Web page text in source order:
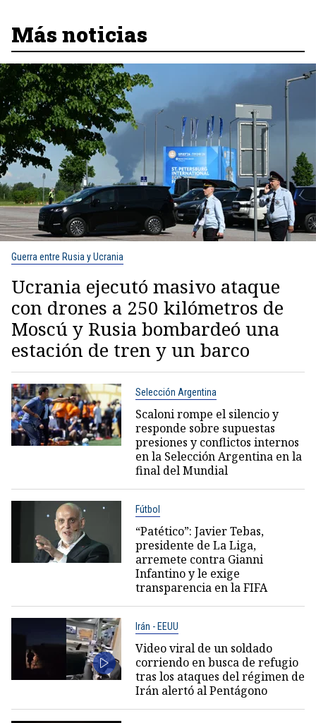
Más noticias
Guerra entre Rusia y Ucrania
Ucrania ejecutó masivo ataque
con drones a 250 kilómetros de
Moscú y Rusia bombardeó una
estación de tren y un barco
Selección Argentina
Scaloni rompe el silencio y
responde sobre supuestas
presiones y conflictos internos
en la Selección Argentina en la
final del Mundial
Fútbol
“Patético”: Javier Tebas,
presidente de La Liga,
arremete contra Gianni
Infantino y le exige
transparencia en la FIFA
Irán - EEUU
Video viral de un soldado
corriendo en busca de refugio
tras los ataques del régimen de
Irán alertó al Pentágono